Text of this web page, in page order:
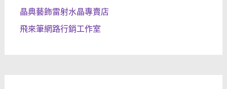
晶典藝飾雷射水晶專賣店
飛來筆網路行銷工作室